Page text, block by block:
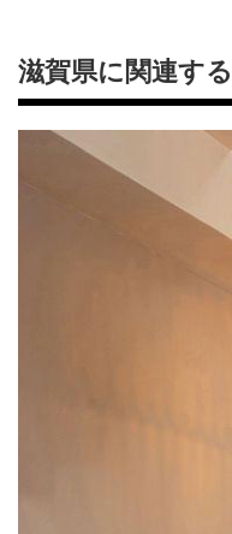
滋賀県に関連する